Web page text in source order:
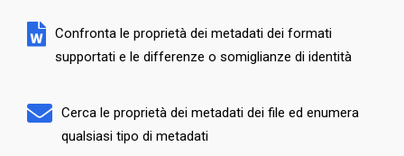
Confronta le proprietà dei metadati dei formati
supportati e le differenze o somiglianze di identità
Cerca le proprietà dei metadati dei file ed enumera
qualsiasi tipo di metadati